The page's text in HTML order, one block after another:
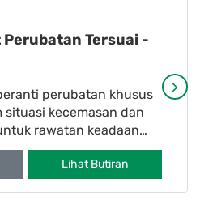
Tersuai -
perubatan khusus
kecemasan dan
rawatan keadaan
Lihat Butiran